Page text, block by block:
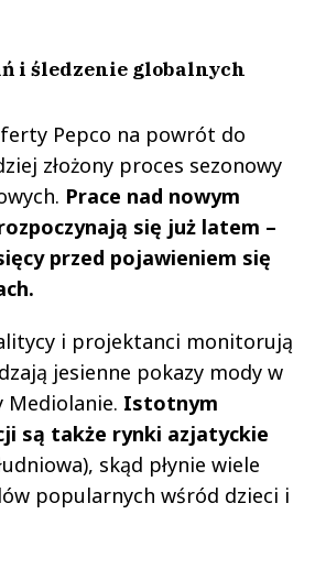
i śledzenie globalnych
Pepco na powrót do
złożony proces sezonowy
Prace nad nowym
się już latem –
przed pojawieniem się
i projektanci monitorują
jesienne pokazy mody w
Mediolanie. Istotnym
są także rynki azjatyckie
skąd płynie wiele
popularnych wśród dzieci i